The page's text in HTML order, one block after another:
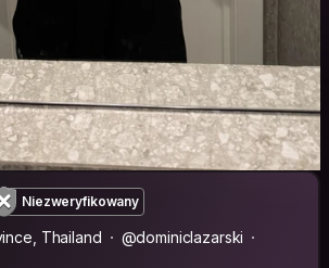
Niezweryfikowany
Thailand
@dominiclazarski